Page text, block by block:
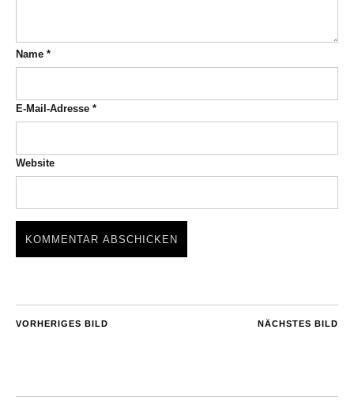
Name *
E-Mail-Adresse *
Website
NÄCHSTES BILD
VORHERIGES BILD